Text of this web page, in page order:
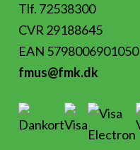
Tlf. 72538300
CVR 29188645
EAN 5798006901050
fmus@fmk.dk